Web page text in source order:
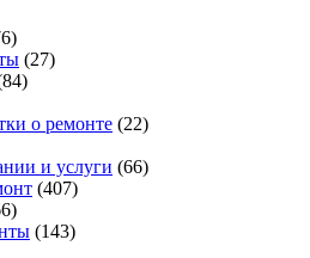
(27)
о ремонте (22)
и услуги (66)
(407)
(143)